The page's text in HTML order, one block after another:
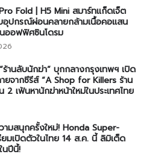
Fold | H5 Mini สมาร์ทแก็ดเจ็ต
อุปกรณ์ผ่อนคลายกล้ามเนื้อคอแสน
ออฟฟิศซินโดรม
ร้านลับนักฆ่า” บุกกลางกรุงเทพฯ เปิด
ยจากซีรีส์ “A Shop for Killers ร้าน
2 เฟ้นหานักฆ่าหน้าใหม่ในประเทศไทย
ามสนุกครั้งใหม่! Honda Super-
ยมเปิดตัวในไทย 14 ส.ค. นี้ ลิมิเต็ด
นปีนี้!